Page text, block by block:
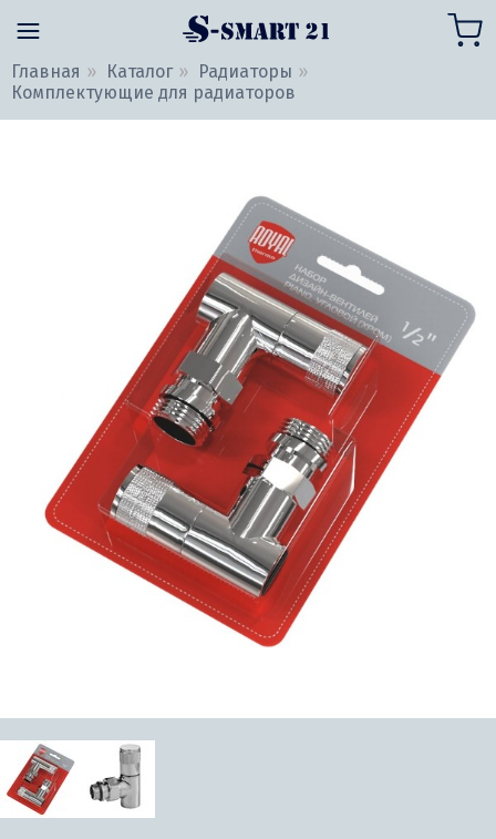
Главная Каталог
Радиаторы
Комплектующие для радиаторов